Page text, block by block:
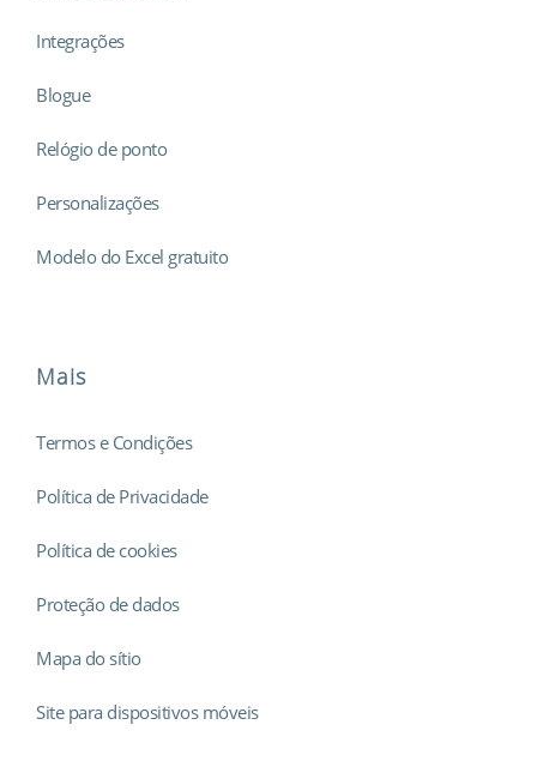
Integrações
Blogue
Relógio de ponto
Personalizações
Modelo do Excel gratuito
Mais
Termos e Condições
Política de Privacidade
Política de cookies
Proteção de dados
Mapa do sítio
Site para dispositivos móveis